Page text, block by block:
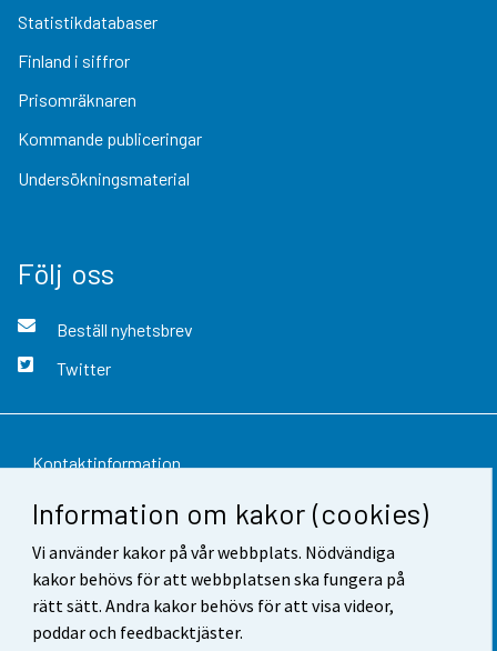
Information om kakor (cookies)
Vi använder kakor på vår webbplats. Nödvändiga
kakor behövs för att webbplatsen ska fungera på
rätt sätt. Andra kakor behövs för att visa videor,
poddar och feedbacktjäster.
Statistikdatabaser
Finland i siffror
Prisomräknaren
Kommande publiceringar
Undersökningsmaterial
Följ oss
Beställ nyhetsbrev
Twitter
Kontaktinformation
Respons
Användarvillkor
Dataskydd
Tillgänglighet